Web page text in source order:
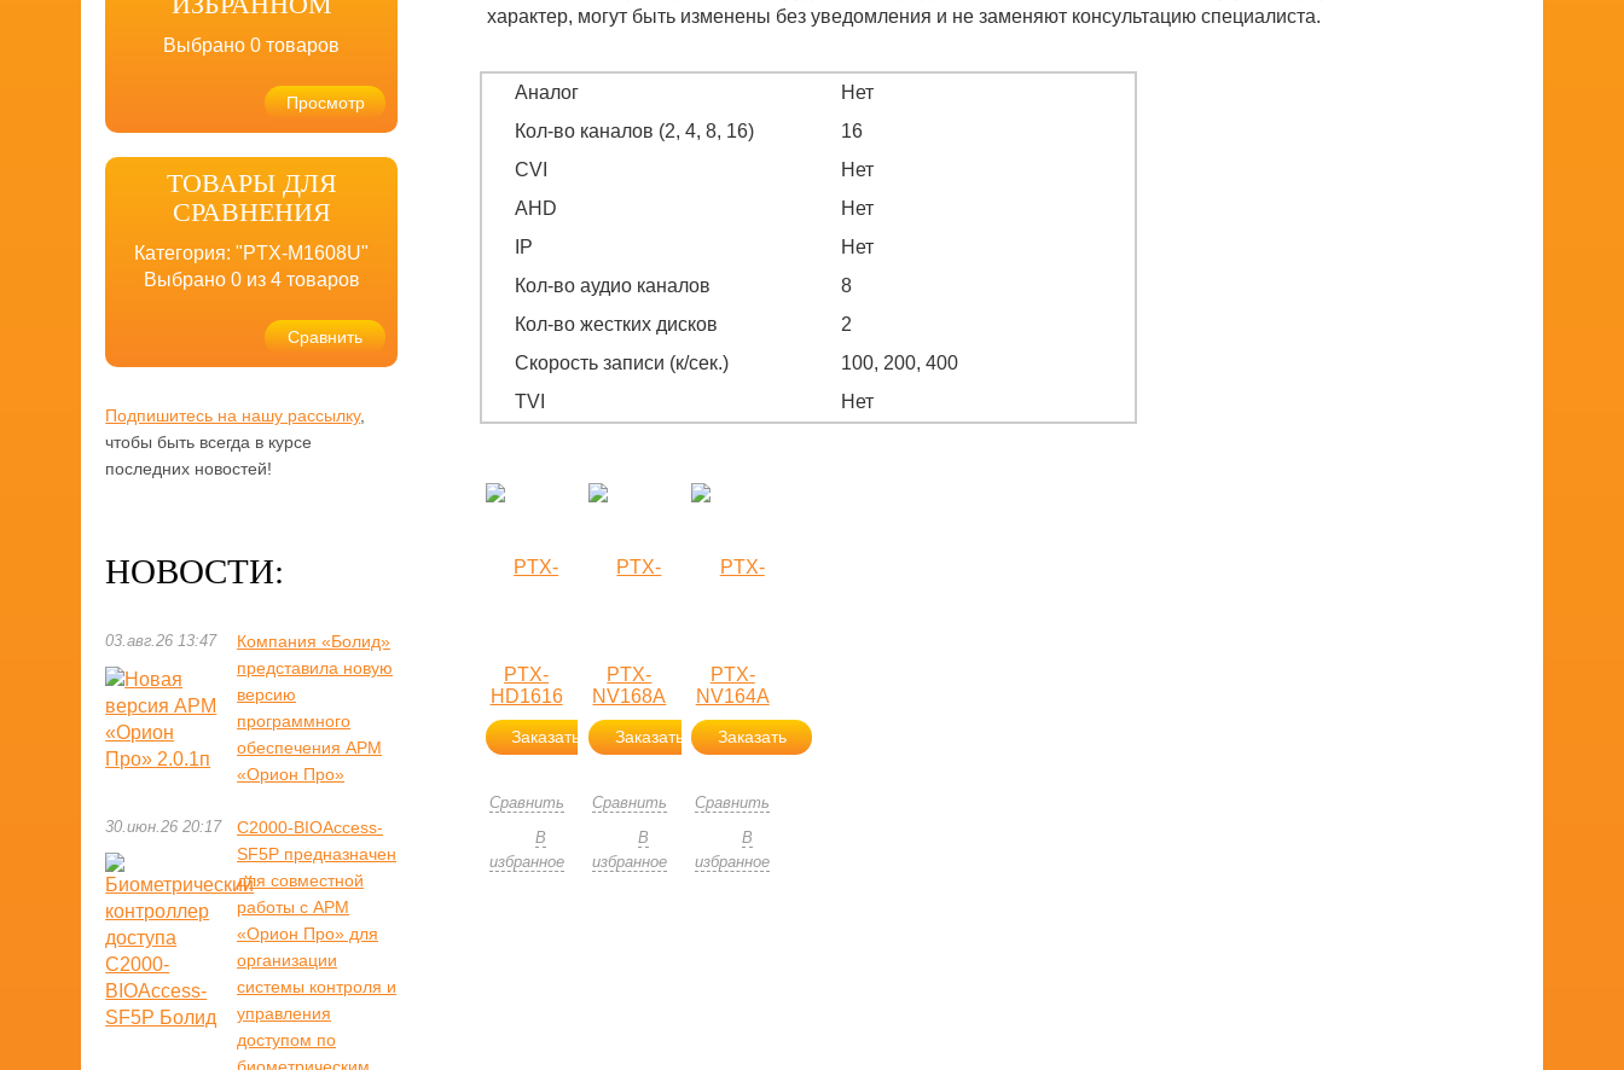
характер, могут быть изменены без уведомления и не заменяют консультацию специалиста.
Аналог
Нет
Кол-во каналов (2, 4, 8, 16)
16
CVI
Нет
AHD
Нет
IP
Нет
Кол-во аудио каналов
8
Кол-во жестких дисков
2
Скорость записи (к/сек.)
100, 200, 400
TVI
Нет
PTX-
HD1616
Заказать
Сравнить
В
избранное
PTX-
NV168A
Заказать
Сравнить
В
избранное
PTX-
NV164A
Заказать
Сравнить
В
избранное
Выбрано0 товаров
Просмотр
ТОВАРЫ ДЛЯ
СРАВНЕНИЯ
Категория: "PTX-M1608U"
Выбрано 0из 4 товаров
Сравнить
Подпишитесь на нашу рассылку,
чтобы быть всегда в курсе
последних новостей!
НОВОСТИ:
03.авг.26 13:47
Компания «Болид»
представила новую
версию
программного
обеспечения АРМ
«Орион Про»
30.июн.26 20:17
С2000-BIOAccess-
SF5P предназначен
для совместной
работы с АРМ
«Орион Про» для
организации
системы контроля и
управления
доступом по